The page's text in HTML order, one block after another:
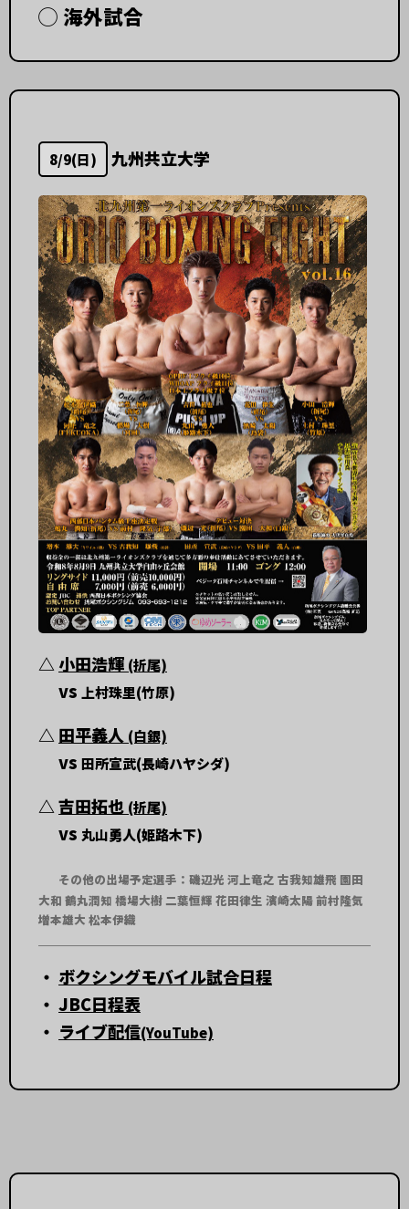
◯ 海外試合
8/9(日) 九州共立大学
△小田浩輝 (折尾)
vs 上村珠里(竹原)
△田平義人 (白銀)
vs 田所宣武(長崎ハヤシダ)
△吉田拓也 (折尾)
vs 丸山勇人(姫路木下)
その他の出場予定選手：磯辺光 河上竜之 古我知雄飛 園田
大和 鶴丸潤知 橋場大樹 二葉恒輝 花田律生 濱崎太陽 前村隆気
増本雄大 松本伊織
・ ボクシングモバイル試合日程
・ JBC日程表
・ ライブ配信(YouTube)